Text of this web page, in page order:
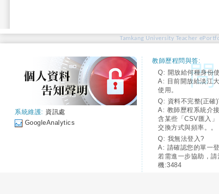
Tamkang University Teacher
系統維護: 資訊處
GoogleAnalytics
教師歷程問與答:
Q: 開放給何種身份
A: 目前開放給淡江
使用。
Q: 資料不完整(正確
A: 教師歷程系統介
含某些「CSV匯入
交換方式與頻率。。
Q: 我無法登入?
A: 請確認您的單一
若需進一步協助，
機:3484